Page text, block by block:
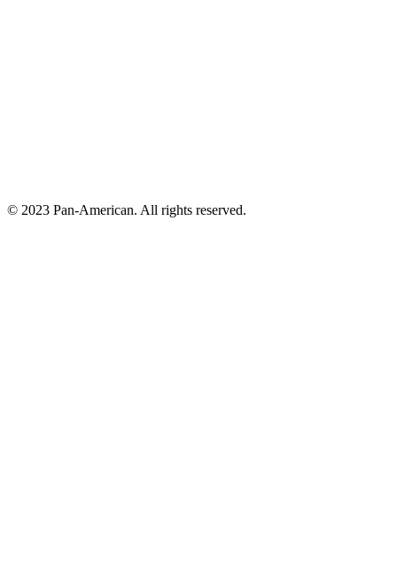
© 2023 Pan-American. All rights reserved.